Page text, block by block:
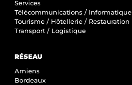
Services
Télécommunications / Informatique
Tourisme / Hôtellerie / Restauration
Transport / Logistique
RÉSEAU
Amiens
Bordeaux